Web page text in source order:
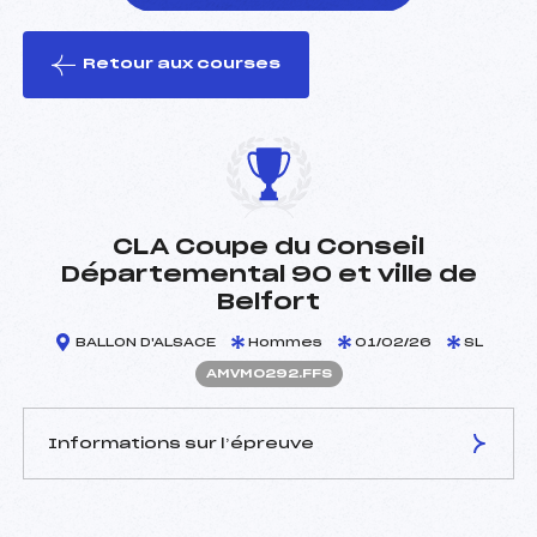
le ski
Retour aux courses
CLA Coupe du Conseil
Départemental 90 et ville de
Belfort
BALLON D'ALSACE Hommes 01/02/26 SL
AMVM0292.FFS
Informations sur l’épreuve